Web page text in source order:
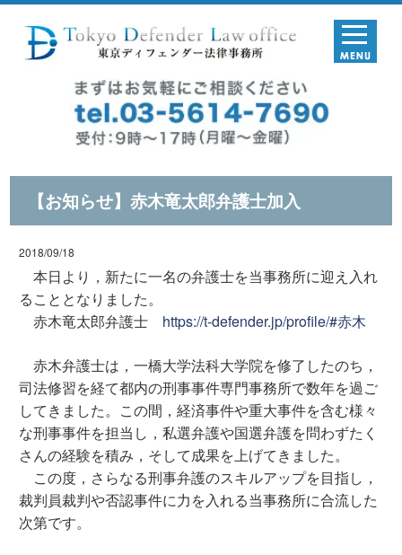
【お知らせ】赤木竜太郎弁護士加入
2018/09/18
本日より，新たに一名の弁護士を当事務所に迎え入れ
ることとなりました。
赤木竜太郎弁護士 https://t-defender.jp/profile/#赤木
赤木弁護士は，一橋大学法科大学院を修了したのち，
司法修習を経て都内の刑事事件専門事務所で数年を過ご
してきました。この間，経済事件や重大事件を含む様々
な刑事事件を担当し，私選弁護や国選弁護を問わずたく
さんの経験を積み，そして成果を上げてきました。
この度，さらなる刑事弁護のスキルアップを目指し，
裁判員裁判や否認事件に力を入れる当事務所に合流した
次第です。